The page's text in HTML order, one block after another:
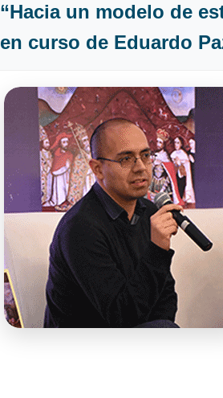
“Hacia un modelo de
en curso de Eduardo